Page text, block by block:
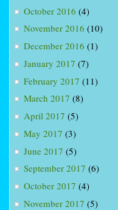
October 2016 (4)
November 2016 (10)
December 2016 (1)
January 2017 (7)
February 2017 (11)
March 2017 (8)
April 2017 (5)
May 2017 (3)
June 2017 (5)
September 2017 (6)
October 2017 (4)
November 2017 (5)